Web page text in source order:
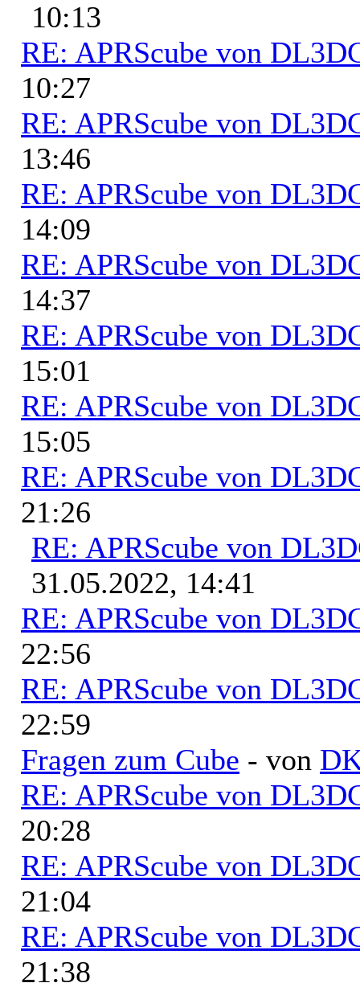
10:13
RE: APRScube von
10:27
RE: APRScube von
13:46
RE: APRScube von
14:09
RE: APRScube von
14:37
RE: APRScube von
15:01
RE: APRScube von
15:05
RE: APRScube von
21:26
RE: APRScube von
31.05.2022, 14:41
RE: APRScube von
22:56
RE: APRScube von
22:59
Fragen zum Cube - von
RE: APRScube von
20:28
RE: APRScube von
21:04
RE: APRScube von
21:38